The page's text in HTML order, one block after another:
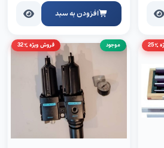
افزودن به سبد
موجود فروش ویژه %32